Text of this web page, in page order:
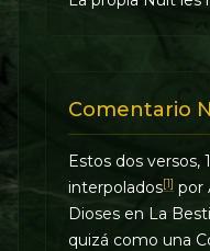
Comentario
Estos dos versos,
interpolados[1] por
Dioses en La
quizá como una